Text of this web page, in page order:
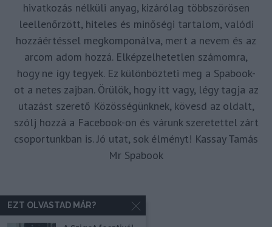
hivatkozás nélküli anyag, kizárólag többszörösen
leellenőrzött, hiteles és minőségi tartalom, valódi
hozzáértéssel megkomponálva, mert a nevem és az
arcom adom hozzá. Elképzelhetetlen számomra,
hogy ne így tegyek. Ez különbözteti meg a Spabook-
ot a netes zajban. Örülök, hogy itt vagy, légy tagja az
utazást szerető Közösségünknek, kövesd az oldalt,
szólj hozzá a Facebook-on és várunk szeretettel zárt
csoportunkban is. Jó utat, sok élményt! Kassay Tamás
Mr Spabook
EZT OLVASTAD MÁR?